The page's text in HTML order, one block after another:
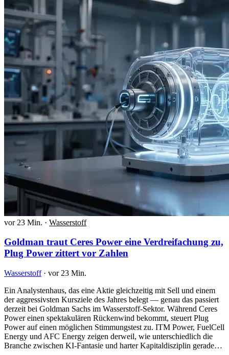
vor 23 Min. · Wasserstoff
Goldman traut Ceres Power eine Verdreifachung zu,
Plug Power zittert vor Zahlen
Wasserstoff · vor 23 Min.
Ein Analystenhaus, das eine Aktie gleichzeitig mit Sell und einem
der aggressivsten Kursziele des Jahres belegt — genau das passiert
derzeit bei Goldman Sachs im Wasserstoff-Sektor. Während Ceres
Power einen spektakulären Rückenwind bekommt, steuert Plug
Power auf einen möglichen Stimmungstest zu. ITM Power, FuelCell
Energy und AFC Energy zeigen derweil, wie unterschiedlich die
Branche zwischen KI-Fantasie und harter Kapitaldisziplin gerade…